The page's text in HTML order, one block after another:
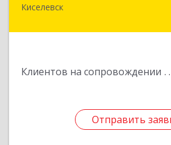
Киселевск
Клиентов на сопровождении
Отправить
650002, Кемеровская обл,
Отправить